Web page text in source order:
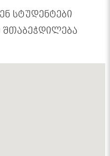
სტუდენტები
შთაბეჭდილება